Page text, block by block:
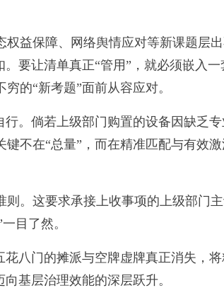
益保障、网络舆情应对等新课题层
要让清单真正“管用”，就必须嵌入
的“新考题”面前从容应对。
。倘若上级部门购置的设备因缺乏专
不在“总量”，而在精准匹配与有效
。这要求承接上收事项的上级部门
目了然。
八门的摊派与空牌虚牌真正消失，
基层治理效能的深层跃升。